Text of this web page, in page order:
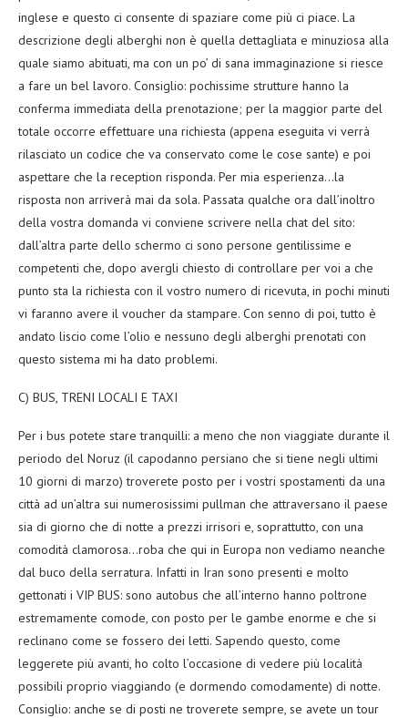
inglese e questo ci consente di spaziare come più ci piace. La
descrizione degli alberghi non è quella dettagliata e minuziosa alla
quale siamo abituati, ma con un po’ di sana immaginazione si riesce
a fare un bel lavoro. Consiglio: pochissime strutture hanno la
conferma immediata della prenotazione; per la maggior parte del
totale occorre effettuare una richiesta (appena eseguita vi verrà
rilasciato un codice che va conservato come le cose sante) e poi
aspettare che la reception risponda. Per mia esperienza…la
risposta non arriverà mai da sola. Passata qualche ora dall’inoltro
della vostra domanda vi conviene scrivere nella chat del sito:
dall’altra parte dello schermo ci sono persone gentilissime e
competenti che, dopo avergli chiesto di controllare per voi a che
punto sta la richiesta con il vostro numero di ricevuta, in pochi minuti
vi faranno avere il voucher da stampare. Con senno di poi, tutto è
andato liscio come l’olio e nessuno degli alberghi prenotati con
questo sistema mi ha dato problemi.
C) BUS, TRENI LOCALI E TAXI
Per i bus potete stare tranquilli: a meno che non viaggiate durante il
periodo del Noruz (il capodanno persiano che si tiene negli ultimi
10 giorni di marzo) troverete posto per i vostri spostamenti da una
città ad un’altra sui numerosissimi pullman che attraversano il paese
sia di giorno che di notte a prezzi irrisori e, soprattutto, con una
comodità clamorosa…roba che qui in Europa non vediamo neanche
dal buco della serratura. Infatti in Iran sono presenti e molto
gettonati i VIP BUS: sono autobus che all’interno hanno poltrone
estremamente comode, con posto per le gambe enorme e che si
reclinano come se fossero dei letti. Sapendo questo, come
leggerete più avanti, ho colto l’occasione di vedere più località
possibili proprio viaggiando (e dormendo comodamente) di notte.
Consiglio: anche se di posti ne troverete sempre, se avete un tour